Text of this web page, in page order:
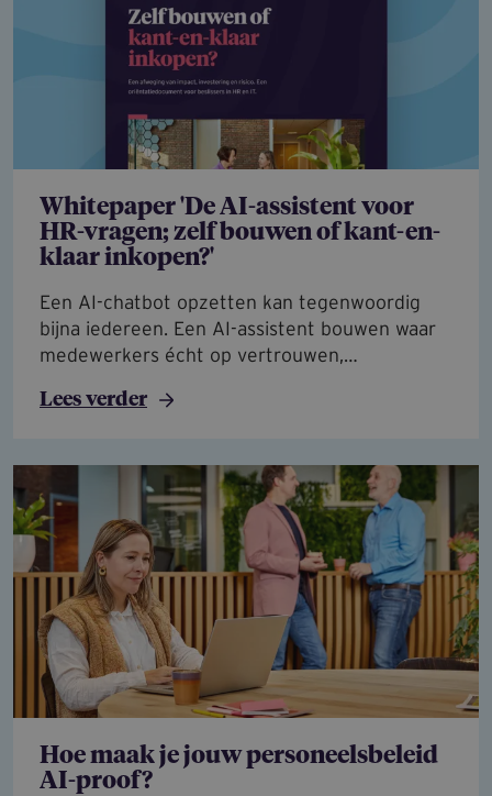
Whitepaper 'De AI-assistent voor
HR-vragen; zelf bouwen of kant-en-
klaar inkopen?'
Een AI-chatbot opzetten kan tegenwoordig
bijna iedereen. Een AI-assistent bouwen waar
medewerkers écht op vertrouwen,…
Lees verder
Hoe maak je jouw personeelsbeleid
AI-proof?